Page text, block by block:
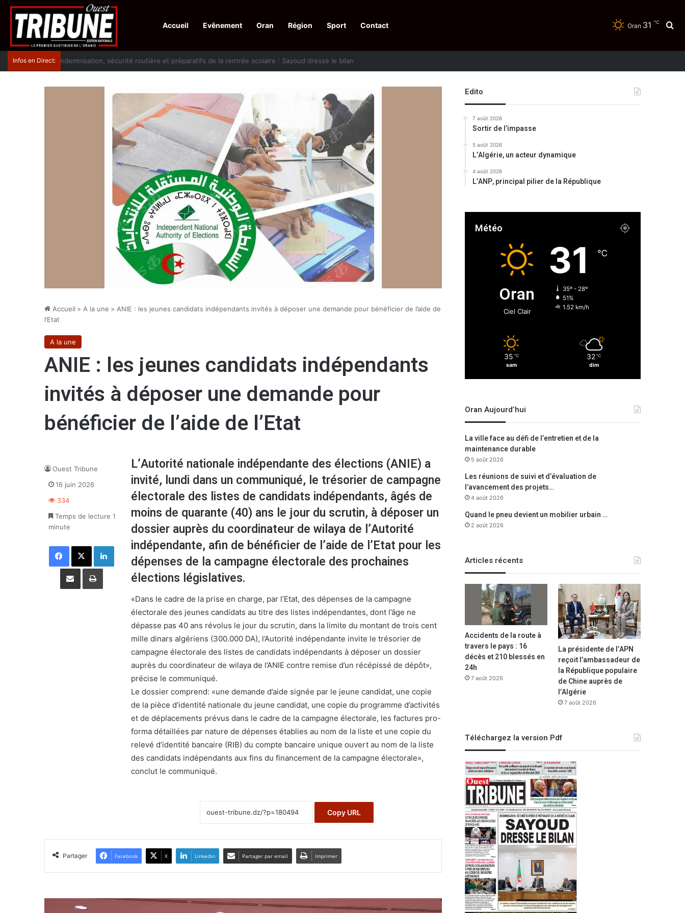
Accueil Evênement Oran Région Sport Contact Oran 31 ℃
Infos en Direct: Lutte contre les drogues : octroi de récompenses financières aux dénonciateurs de trafiquants
Accueil > A la une > ANIE : les jeunes candidats indépendants invités à déposer une demande pour bénéficier de l’aide de
l’Etat
A la une
ANIE : les jeunes candidats indépendants
invités à déposer une demande pour
bénéficier de l’aide de l’Etat
L’Autorité nationale indépendante des élections (ANIE) a
invité, lundi dans un communiqué, le trésorier de campagne
électorale des listes de candidats indépendants, âgés de
moins de quarante (40) ans le jour du scrutin, à déposer un
dossier auprès du coordinateur de wilaya de l’Autorité
indépendante, afin de bénéficier de l’aide de l’Etat pour les
dépenses de la campagne électorale des prochaines
élections législatives.
«Dans le cadre de la prise en charge, par l’Etat, des dépenses de la campagne
électorale des jeunes candidats au titre des listes indépendantes, dont l’âge ne
dépasse pas 40 ans révolus le jour du scrutin, dans la limite du montant de trois cent
mille dinars algériens (300.000 DA), l’Autorité indépendante invite le trésorier de
campagne électorale des listes de candidats indépendants à déposer un dossier
auprès du coordinateur de wilaya de l’ANIE contre remise d’un récépissé de dépôt»,
précise le communiqué.
Le dossier comprend: «une demande d’aide signée par le jeune candidat, une copie
de la pièce d’identité nationale du jeune candidat, une copie du programme d’activités
et de déplacements prévus dans le cadre de la campagne électorale, les factures pro-
forma détaillées par nature de dépenses établies au nom de la liste et une copie du
relevé d’identité bancaire (RIB) du compte bancaire unique ouvert au nom de la liste
des candidats indépendants aux fins du financement de la campagne électorale»,
conclut le communiqué.
Copy URL
Ouest Tribune
16 juin 2026
334
Temps de lecture 1
minute
Facebook X Linkedin
Partager par email Imprimer
Partager Facebook X Linkedin Partager par email Imprimer
Edito
7 août 2026
Sortir de l’impasse
5 août 2026
L’Algérie, un acteur dynamique
4 août 2026
L’ANP, principal pilier de la République
Météo
Oran
Ciel Clair
31 ℃
35º - 28º
51%
1.52 km/h
35 ℃
sam
32 ℃
dim
Oran Aujourd’hui
La ville face au défi de l’entretien et de la
maintenance durable
5 août 2026
Les réunions de suivi et d’évaluation de
l’avancement des projets…
4 août 2026
Quand le pneu devient un mobilier urbain …
2 août 2026
Articles récents
Accidents de la route à
travers le pays : 16
décès et 210 blessés en
24h
7 août 2026
La présidente de l’APN
reçoit l’ambassadeur de
la République populaire
de Chine auprès de
l’Algérie
7 août 2026
Téléchargez la version Pdf